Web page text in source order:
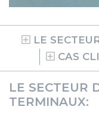
LE
CAS
LE SECTEUR
TERMINAUX: